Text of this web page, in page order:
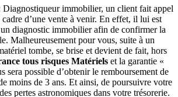
Diagnostiqueur immobilier, un client fait appel
cadre d’une vente à venir. En effet, il lui est
un diagnostic immobilier afin de confirmer la
Malheureusement pour vous, suite à un
tombe, se brise et devient de fait, hors
tous risques Matériels et la garantie «
sera possible d’obtenir le remboursement de
moins de 3 ans. Et ainsi, de poursuivre votre
pertes astronomiques dans votre trésorerie.